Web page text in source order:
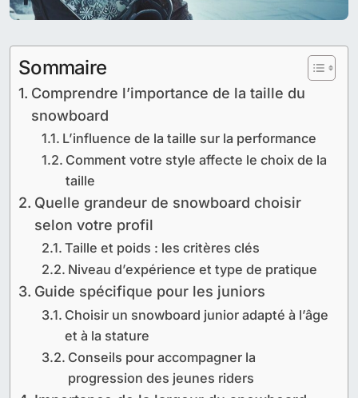
Sommaire
Comprendre l’importance de la taille du
snowboard
L’influence de la taille sur la performance
Comment votre style affecte le choix de la
taille
Quelle grandeur de snowboard choisir
selon votre profil
Taille et poids : les critères clés
Niveau d’expérience et type de pratique
Guide spécifique pour les juniors
Choisir un snowboard junior adapté à l’âge
et à la stature
Conseils pour accompagner la
progression des jeunes riders